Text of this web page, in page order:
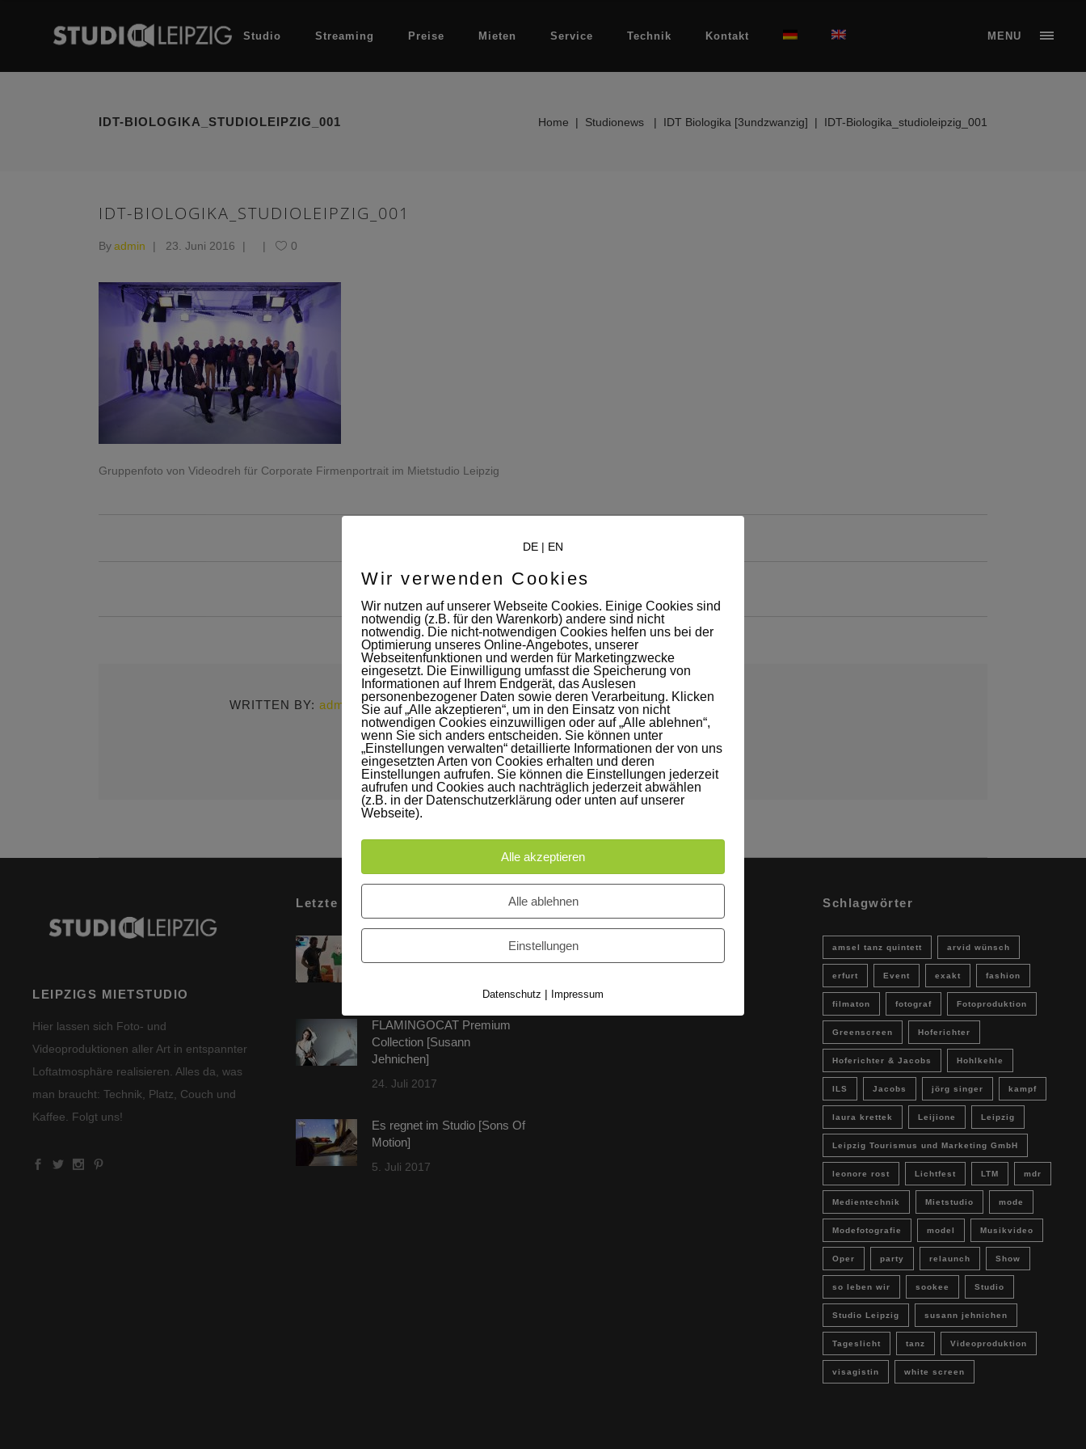
Studio Streaming Preise Mieten Service Technik Kontakt MENU
IDT-BIOLOGIKA_STUDIOLEIPZIG_001 Home | Studionews | IDT Biologika [3undzwanzig] | IDT-Biologika_studioleipzig_001
IDT-BIOLOGIKA_STUDIOLEIPZIG_001
Byadmin 23. Juni 2016 0
Gruppenfoto von Videodreh für Corporate Firmenportrait im Mietstudio Leipzig
WRITTEN BY: admin
LEIPZIGS MIETSTUDIO
Hier lassen sich Foto- und
Videoproduktionen aller Art in entspannter
Loftatmosphäre realisieren. Alles da, was
man braucht: Technik, Platz, Couch und
Kaffee. Folgt uns!
Letzte Beiträge
FLAMINGOCAT Premium
Collection [Susann
Jehnichen]
24. Juli 2017
Es regnet im Studio [Sons Of
Motion]
5. Juli 2017
Instagram Schlagwörter
amsel tanz quintett arvid wünsch
erfurt Event exakt fashion
filmaton fotograf Fotoproduktion
Greenscreen Hoferichter
Hoferichter & Jacobs Hohlkehle
ILS Jacobs jörg singer kampf
laura krettek Leijione Leipzig
Leipzig Tourismus und Marketing GmbH
leonore rost Lichtfest LTM mdr
Medientechnik Mietstudio mode
Modefotografie model Musikvideo
Oper party relaunch Show
so leben wir sookee Studio
Studio Leipzig susann jehnichen
Tageslicht tanz Videoproduktion
visagistin white screen
DE | EN
Wir verwenden Cookies
Wir nutzen auf unserer Webseite Cookies. Einige Cookies sind
notwendig (z.B. für den Warenkorb) andere sind nicht
notwendig. Die nicht-notwendigen Cookies helfen uns bei der
Optimierung unseres Online-Angebotes, unserer
Webseitenfunktionen und werden für Marketingzwecke
eingesetzt. Die Einwilligung umfasst die Speicherung von
Informationen auf Ihrem Endgerät, das Auslesen
personenbezogener Daten sowie deren Verarbeitung. Klicken
Sie auf „Alle akzeptieren“, um in den Einsatz von nicht
notwendigen Cookies einzuwilligen oder auf „Alle ablehnen“,
wenn Sie sich anders entscheiden. Sie können unter
„Einstellungen verwalten“ detaillierte Informationen der von uns
eingesetzten Arten von Cookies erhalten und deren
Einstellungen aufrufen. Sie können die Einstellungen jederzeit
aufrufen und Cookies auch nachträglich jederzeit abwählen
(z.B. in der Datenschutzerklärung oder unten auf unserer
Webseite).
Alle akzeptieren
Alle ablehnen
Einstellungen
Datenschutz | Impressum